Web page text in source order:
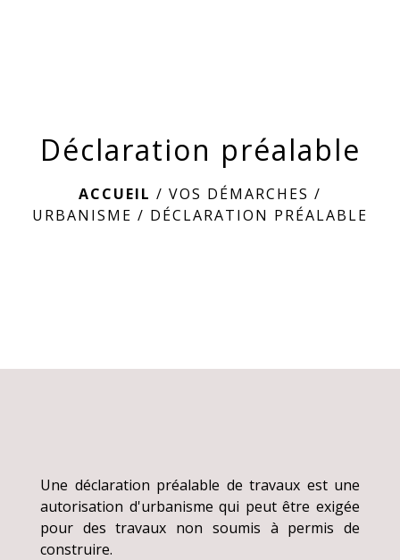
Déclaration préalable
ACCUEIL / VOS DÉMARCHES /
URBANISME / DÉCLARATION PRÉALABLE
Une déclaration préalable de travaux est une
autorisation d'urbanisme qui peut être exigée
pour des travaux non soumis à permis de
construire.